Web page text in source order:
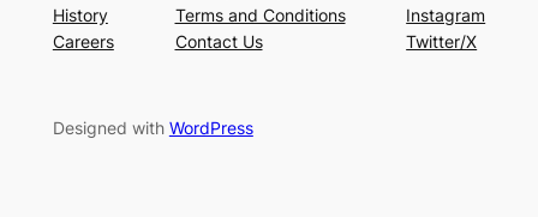
History
Careers
Terms and Conditions
Contact Us
Instagram
Twitter/X
Designed with WordPress